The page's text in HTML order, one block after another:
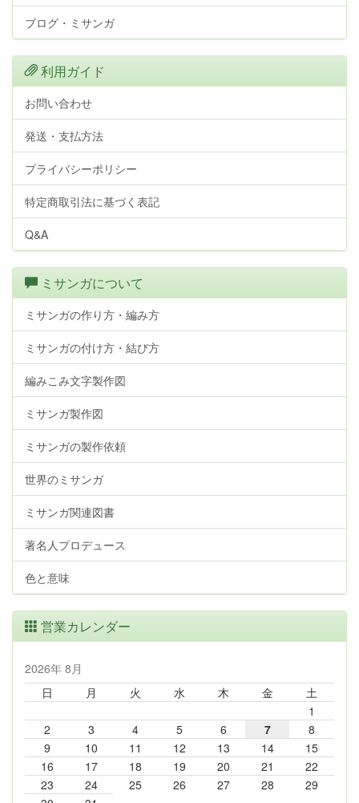
ブログ・ミサンガ
利用ガイド
お問い合わせ
発送・支払方法
プライバシーポリシー
特定商取引法に基づく表記
Q&A
ミサンガについて
ミサンガの作り方・編み方
ミサンガの付け方・結び方
編みこみ文字製作図
ミサンガ製作図
ミサンガの製作依頼
世界のミサンガ
ミサンガ関連図書
著名人プロデュース
色と意味
営業カレンダー
2026年 8月
日
月 火 水 木 金
土
1
2
3 4 5 6 7
8
9
10 11 12 13 14
15
16
17 18 19 20 21
22
23
24 25 26 27 28
29